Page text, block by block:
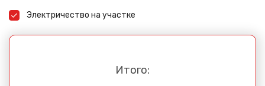
Электричество на участке
Итого: